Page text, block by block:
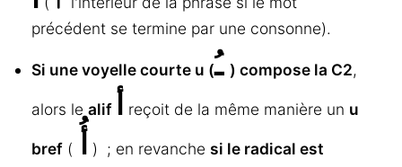
précédent se termine par une consonne).
Si une voyelle courte u ( ـُ ) compose la C2,
alors le alif reçoit de la même manière un u
bref ( ) ; en revanche si le radical est